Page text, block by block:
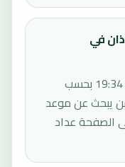
في
الصلاة القادمة حاليًا هي العشاء عند 19:34 بحسب
من يبحث عن موعد
الصفحة عداد